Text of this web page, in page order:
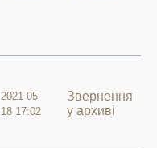
2021-05-
18 17:02
Звернення
у архиві